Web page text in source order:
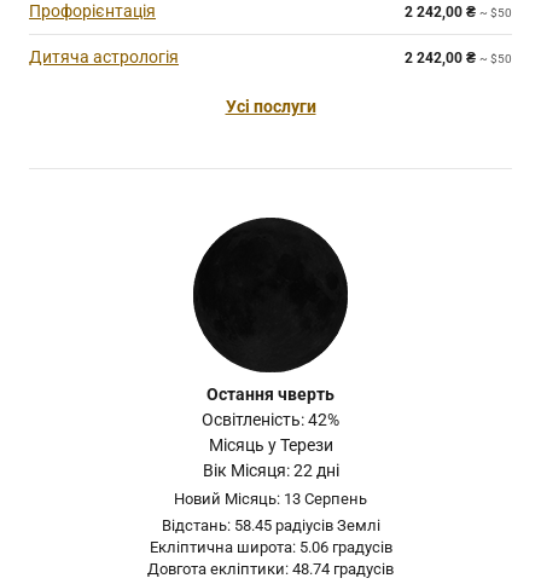
Профорієнтація 2 242,00 ₴ ~ $50
Дитяча астрологія 2 242,00 ₴ ~ $50
Усі послуги
Остання чверть
Освітленість: 42%
Місяць у Терези
Вік Місяця: 22 дні
Новий Місяць: 13 Серпень
Відстань: 58.45 радіусів Землі
Екліптична широта: 5.06 градусів
Довгота екліптики: 48.74 градусів